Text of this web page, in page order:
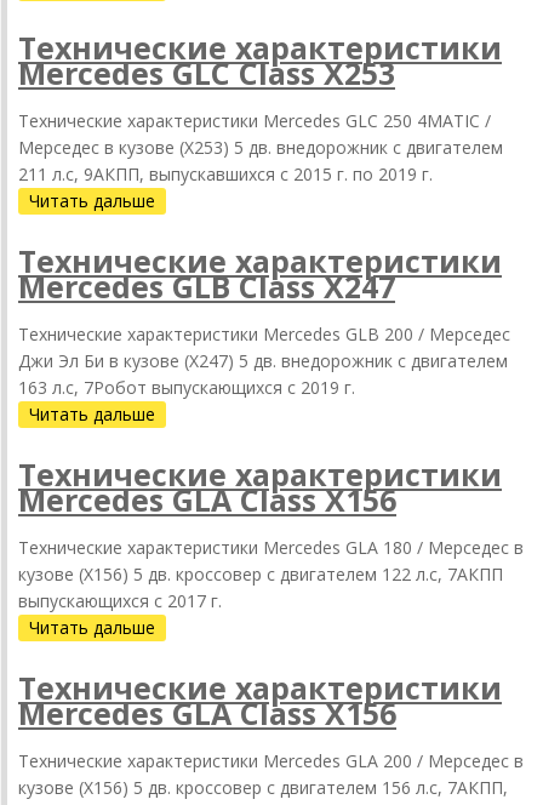
Технические характеристики
Mercedes GLC Class X253
Технические характеристики Mercedes GLC 250 4MATIC /
Мерседес в кузове (X253) 5 дв. внедорожник с двигателем
211 л.с, 9АКПП, выпускавшихся c 2015 г. по 2019 г.
Читать дальше
Технические характеристики
Mercedes GLB Class X247
Технические характеристики Mercedes GLB 200 / Мерседес
Джи Эл Би в кузове (X247) 5 дв. внедорожник с двигателем
163 л.с, 7Робот выпускающихся c 2019 г.
Читать дальше
Технические характеристики
Mercedes GLA Class X156
Технические характеристики Mercedes GLA 180 / Мерседес в
кузове (X156) 5 дв. кроссовер с двигателем 122 л.с, 7АКПП
выпускающихся c 2017 г.
Читать дальше
Технические характеристики
Mercedes GLA Class X156
Технические характеристики Mercedes GLA 200 / Мерседес в
кузове (X156) 5 дв. кроссовер с двигателем 156 л.с, 7АКПП,